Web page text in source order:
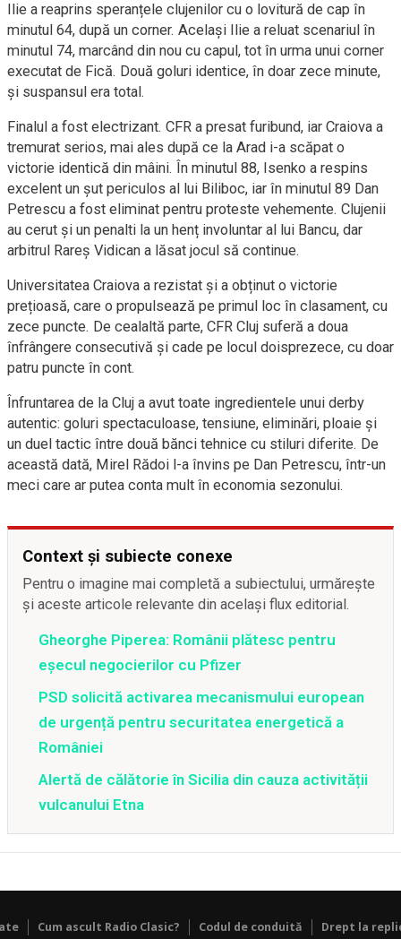
Ilie a reaprins speranțele clujenilor cu o lovitură de cap în
minutul 64, după un corner. Același Ilie a reluat scenariul în
minutul 74, marcând din nou cu capul, tot în urma unui corner
executat de Fică. Două goluri identice, în doar zece minute,
și suspansul era total.
Finalul a fost electrizant. CFR a presat furibund, iar Craiova a
tremurat serios, mai ales după ce la Arad i-a scăpat o
victorie identică din mâini. În minutul 88, Isenko a respins
excelent un șut periculos al lui Biliboc, iar în minutul 89 Dan
Petrescu a fost eliminat pentru proteste vehemente. Clujenii
au cerut și un penalti la un henț involuntar al lui Bancu, dar
arbitrul Rareș Vidican a lăsat jocul să continue.
Universitatea Craiova a rezistat și a obținut o victorie
prețioasă, care o propulsează pe primul loc în clasament, cu
zece puncte. De cealaltă parte, CFR Cluj suferă a doua
înfrângere consecutivă și cade pe locul doisprezece, cu doar
patru puncte în cont.
Înfruntarea de la Cluj a avut toate ingredientele unui derby
autentic: goluri spectaculoase, tensiune, eliminări, ploaie și
un duel tactic între două bănci tehnice cu stiluri diferite. De
această dată, Mirel Rădoi l-a învins pe Dan Petrescu, într-un
meci care ar putea conta mult în economia sezonului.
Context și subiecte conexe
Pentru o imagine mai completă a subiectului, urmărește
și aceste articole relevante din același flux editorial.
Gheorghe Piperea: Românii plătesc pentru
eșecul negocierilor cu Pfizer
PSD solicită activarea mecanismului european
de urgență pentru securitatea energetică a
României
Alertă de călătorie în Sicilia din cauza activității
vulcanului Etna
Cum ascult Radio Clasic? Codul de conduită Drept la